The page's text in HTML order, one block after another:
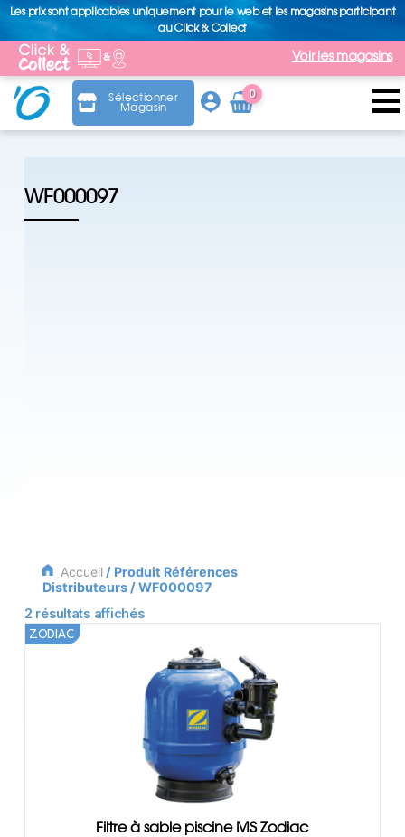
Les prix sont applicables uniquement pour le web et les magasins participant
au Click & Collect
Voir les magasins
Sélectionner
Magasin
0
Arti
cle
WF000097
Accueil/ Produit Références
Distributeurs / WF000097
2 résultats affichés
Filtre à sable piscine MS Zodiac
ZODIAC